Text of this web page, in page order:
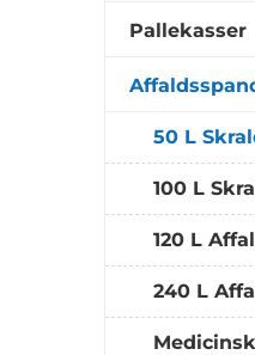
Pallekasser
50 L
100 L
120 L
240 L